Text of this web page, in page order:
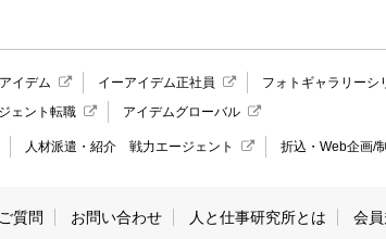
イデム イーアイデム正社員 フォトギャラリーシ
ェント転職 アイデムグローバル
人材派遣・紹介 戦力エージェント 折込・Web企画/
質問 お問い合わせ 人と仕事研究所とは 会